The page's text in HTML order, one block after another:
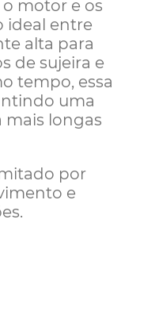
motor e os
ideal entre
alta para
de sujeira e
tempo, essa
uma
mais longas
por
e